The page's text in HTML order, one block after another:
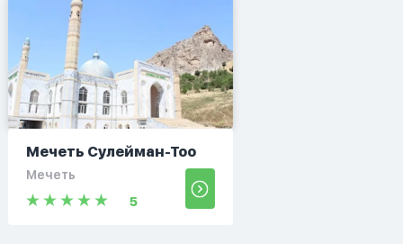
Мечеть Сулейман-Тоо
Мечеть
5